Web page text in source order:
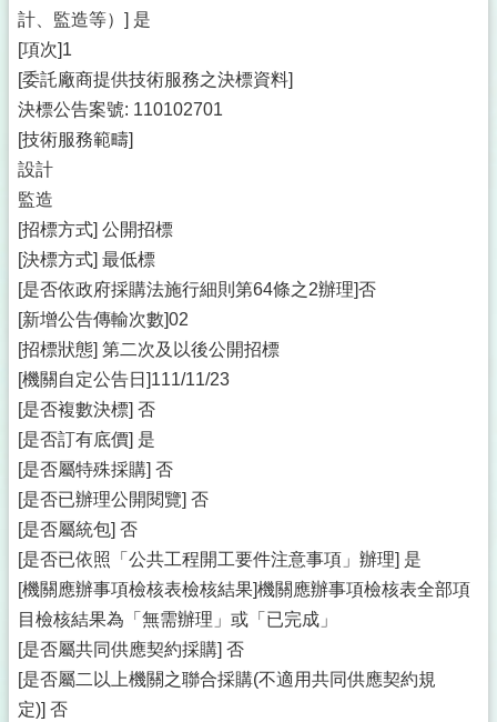
計、監造等）] 是
[項次]1
[委託廠商提供技術服務之決標資料]
決標公告案號: 110102701
[技術服務範疇]
設計
監造
[招標方式] 公開招標
[決標方式] 最低標
[是否依政府採購法施行細則第64條之2辦理]否
[新增公告傳輸次數]02
[招標狀態] 第二次及以後公開招標
[機關自定公告日]111/11/23
[是否複數決標] 否
[是否訂有底價] 是
[是否屬特殊採購] 否
[是否已辦理公開閱覽] 否
[是否屬統包] 否
[是否已依照「公共工程開工要件注意事項」辦理] 是
[機關應辦事項檢核表檢核結果]機關應辦事項檢核表全部項
目檢核結果為「無需辦理」或「已完成」
[是否屬共同供應契約採購] 否
[是否屬二以上機關之聯合採購(不適用共同供應契約規
定)] 否